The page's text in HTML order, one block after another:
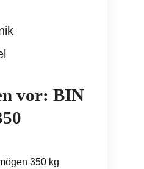
vor: BIN
350 kg